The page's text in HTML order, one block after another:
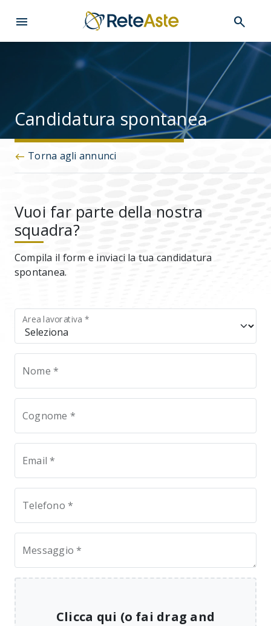
menu search
Candidatura spontanea
west Torna agli annunci
Vuoi far parte della nostra
squadra?
Compila il form e inviaci la tua candidatura
spontanea.
Area lavorativa *
Nome *
Cognome *
Email *
Telefono *
Messaggio *
Clicca qui (o fai drag and